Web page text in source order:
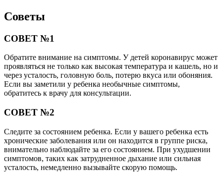
Советы
СОВЕТ №1
Обратите внимание на симптомы. У детей коронавирус может
проявляться не только как высокая температура и кашель, но и
через усталость, головную боль, потерю вкуса или обоняния.
Если вы заметили у ребенка необычные симптомы,
обратитесь к врачу для консультации.
СОВЕТ №2
Следите за состоянием ребенка. Если у вашего ребенка есть
хронические заболевания или он находится в группе риска,
внимательно наблюдайте за его состоянием. При ухудшении
симптомов, таких как затрудненное дыхание или сильная
усталость, немедленно вызывайте скорую помощь.